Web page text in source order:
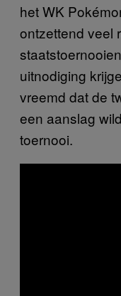
het WK
ontzettend veel
uitnodiging
vreemd dat de
een aanslag
toernooi.